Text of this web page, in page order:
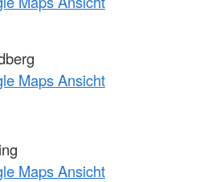
Maps Ansicht
Maps Ansicht